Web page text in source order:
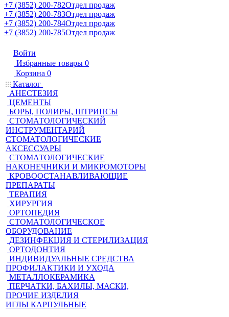
+7 (3852) 200-782Отдел продаж
+7 (3852) 200-783Отдел продаж
+7 (3852) 200-784Отдел продаж
+7 (3852) 200-785Отдел продаж
Войти
Избранные товары 0
Корзина 0
Каталог
АНЕСТЕЗИЯ
ЦЕМЕНТЫ
БОРЫ, ПОЛИРЫ, ШТРИПСЫ
СТОМАТОЛОГИЧЕСКИЙ
ИНСТРУМЕНТАРИЙ
СТОМАТОЛОГИЧЕСКИЕ
АКСЕССУАРЫ
СТОМАТОЛОГИЧЕСКИЕ
НАКОНЕЧНИКИ И МИКРОМОТОРЫ
КРОВООСТАНАВЛИВАЮЩИЕ
ПРЕПАРАТЫ
ТЕРАПИЯ
ХИРУРГИЯ
ОРТОПЕДИЯ
СТОМАТОЛОГИЧЕСКОЕ
ОБОРУДОВАНИЕ
ДЕЗИНФЕКЦИЯ И СТЕРИЛИЗАЦИЯ
ОРТОДОНТИЯ
ИНДИВИДУАЛЬНЫЕ СРЕДСТВА
ПРОФИЛАКТИКИ И УХОДА
МЕТАЛЛОКЕРАМИКА
ПЕРЧАТКИ, БАХИЛЫ, МАСКИ,
ПРОЧИЕ ИЗДЕЛИЯ
ИГЛЫ КАРПУЛЬНЫЕ